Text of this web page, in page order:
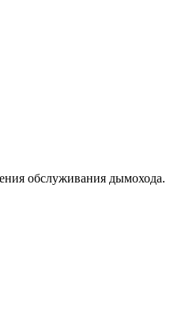
обслуживания дымохода.